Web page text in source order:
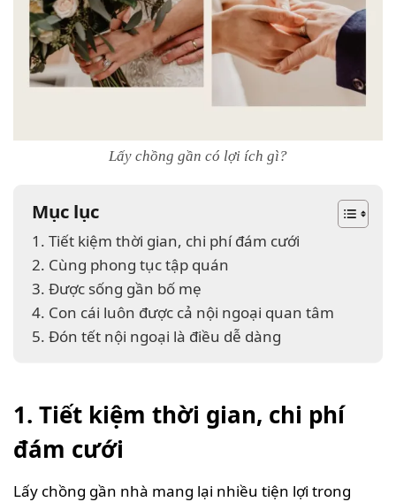
Lấy chồng gần có lợi ích gì?
Mục lục
1. Tiết kiệm thời gian, chi phí đám cưới
2. Cùng phong tục tập quán
3. Được sống gần bố mẹ
4. Con cái luôn được cả nội ngoại quan tâm
5. Đón tết nội ngoại là điều dễ dàng
1. Tiết kiệm thời gian, chi phí
đám cưới
Lấy chồng gần nhà mang lại nhiều tiện lợi trong